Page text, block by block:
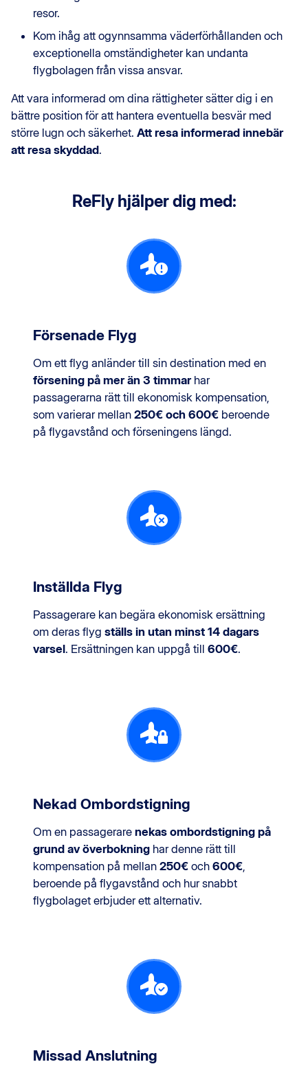
resor.
Kom ihåg att ogynnsamma väderförhållanden och
exceptionella omständigheter kan undanta
flygbolagen från vissa ansvar.
Att vara informerad om dina rättigheter sätter dig i en
bättre position för att hantera eventuella besvär med
större lugn och säkerhet. Att resa informerad innebär
att resa skyddad.
ReFly hjälper dig med:
Försenade Flyg
Om ett flyg anländer till sin destination med en
försening på mer än 3 timmarhar
passagerarna rätt till ekonomisk kompensation,
som varierar mellan 250€ och 600€ beroende
på flygavstånd och förseningens längd.
Inställda Flyg
Passagerare kan begära ekonomisk ersättning
om deras flyg ställs in utan minst 14 dagars
varsel. Ersättningen kan uppgå till 600€.
Nekad Ombordstigning
Om en passagerare nekas ombordstigning på
grund av överbokning har denne rätt till
kompensation på mellan 250€ och 600€
beroende på flygavstånd och hur snabbt
flygbolaget erbjuder ett alternativ.
Missad Anslutning